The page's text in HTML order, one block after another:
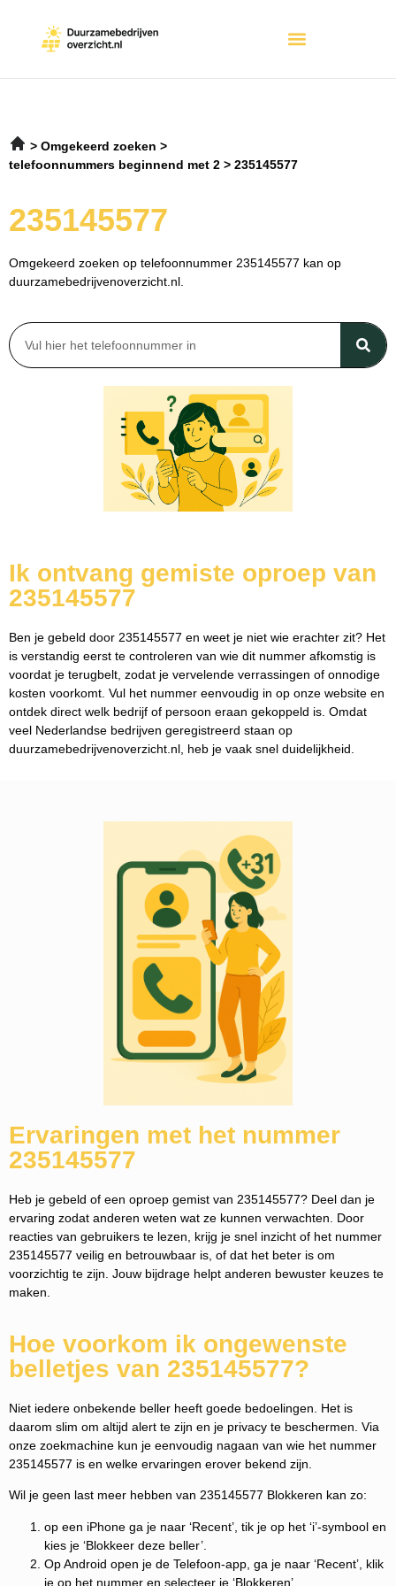
Omgekeerd zoeken
telefoonnummers beginnend met 2
235145577
235145577
Omgekeerd zoeken op telefoonnummer 235145577 kan op
duurzamebedrijvenoverzicht.nl.
Ik ontvang gemiste oproep van
235145577
Ben je gebeld door 235145577 en weet je niet wie erachter zit? Het
is verstandig eerst te controleren van wie dit nummer afkomstig is
voordat je terugbelt, zodat je vervelende verrassingen of onnodige
kosten voorkomt. Vul het nummer eenvoudig in op onze website en
ontdek direct welk bedrijf of persoon eraan gekoppeld is. Omdat
veel Nederlandse bedrijven geregistreerd staan op
duurzamebedrijvenoverzicht.nl, heb je vaak snel duidelijkheid.
Ervaringen met het nummer
235145577
Heb je gebeld of een oproep gemist van 235145577? Deel dan je
ervaring zodat anderen weten wat ze kunnen verwachten. Door
reacties van gebruikers te lezen, krijg je snel inzicht of het nummer
235145577 veilig en betrouwbaar is, of dat het beter is om
voorzichtig te zijn. Jouw bijdrage helpt anderen bewuster keuzes te
maken.
Hoe voorkom ik ongewenste
belletjes van 235145577?
Niet iedere onbekende beller heeft goede bedoelingen. Het is
daarom slim om altijd alert te zijn en je privacy te beschermen. Via
onze zoekmachine kun je eenvoudig nagaan van wie het nummer
235145577 is en welke ervaringen erover bekend zijn.
Wil je geen last meer hebben van 235145577 Blokkeren kan zo:
op een iPhone ga je naar ‘Recent’, tik je op het ‘i’-symbool en
kies je ‘Blokkeer deze beller’.
Op Android open je de Telefoon-app, ga je naar ‘Recent’, klik
je op het nummer en selecteer je ‘Blokkeren’.